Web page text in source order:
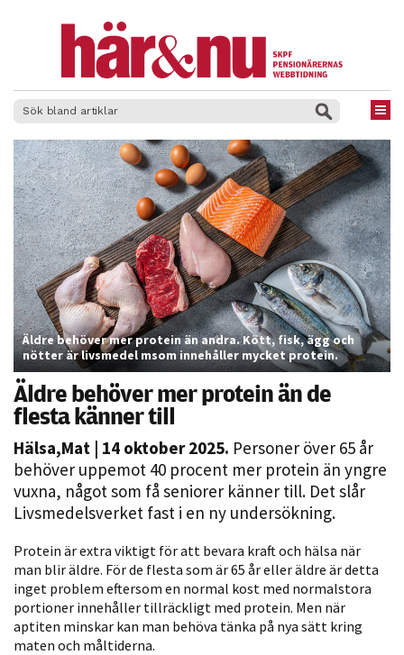
Äldre behöver mer protein än andra. Kött, fisk, ägg och
nötter är livsmedel msom innehåller mycket protein.
Äldre behöver mer protein än de
flesta känner till
Hälsa,Mat | 14 oktober 2025. Personer över 65 år
behöver uppemot 40 procent mer protein än yngre
vuxna, något som få seniorer känner till. Det slår
Livsmedelsverket fast i en ny undersökning.
Protein är extra viktigt för att bevara kraft och hälsa när
man blir äldre. För de flesta som är 65 år eller äldre är detta
inget problem eftersom en normal kost med normalstora
portioner innehåller tillräckligt med protein. Men när
aptiten minskar kan man behöva tänka på nya sätt kring
maten och måltiderna.
Nödvändiga
Dessa kakor
går inte att